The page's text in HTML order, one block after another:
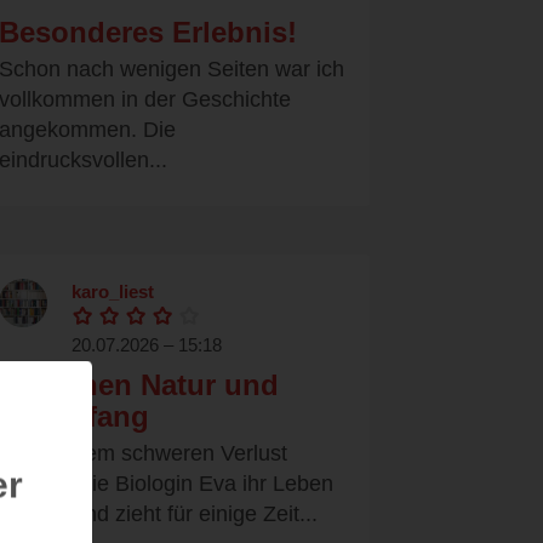
Besonderes Erlebnis!
Schon nach wenigen Seiten war ich
vollkommen in der Geschichte
angekommen. Die
eindrucksvollen...
karo_liest
20.07.2026 – 15:18
Zwischen Natur und
Neuanfang
Nach einem schweren Verlust
verlässt die Biologin Eva ihr Leben
in Oslo und zieht für einige Zeit...